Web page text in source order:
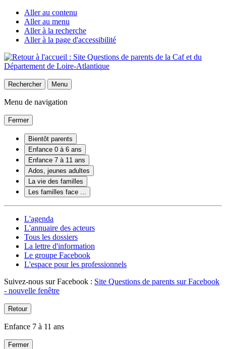
Aller au contenu
Aller au menu
Aller à la recherche
Aller à la page d'accessibilité
Rechercher Menu
Menu de navigation
Fermer
Bientôt parents
Enfance 0 à 6 ans
Enfance 7 à 11 ans
Ados, jeunes adultes
La vie des familles
Les familles face ...
L'agenda
L'annuaire des acteurs
Tous les dossiers
La lettre d'information
Le groupe Facebook
L'espace pour les professionnels
Suivez-nous sur Facebook : Site Questions de parents sur Facebook
- nouvelle fenêtre
Retour
Enfance 7 à 11 ans
Fermer